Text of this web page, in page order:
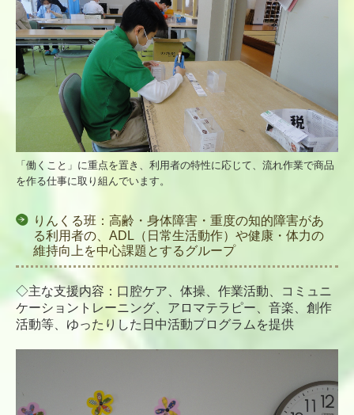
「働くこと」に重点を置き、利用者の特性に応じて、流れ作業で商品
を作る仕事に取り組んでいます。
りんくる班：高齢・身体障害・重度の知的障害があ
る利用者の、ADL（日常生活動作）や健康・体力の
維持向上を中心課題とするグループ
◇主な支援内容：口腔ケア、体操、作業活動、コミュニ
ケーショントレーニング、アロマテラピー、音楽、創作
活動等、ゆったりした日中活動プログラムを提供